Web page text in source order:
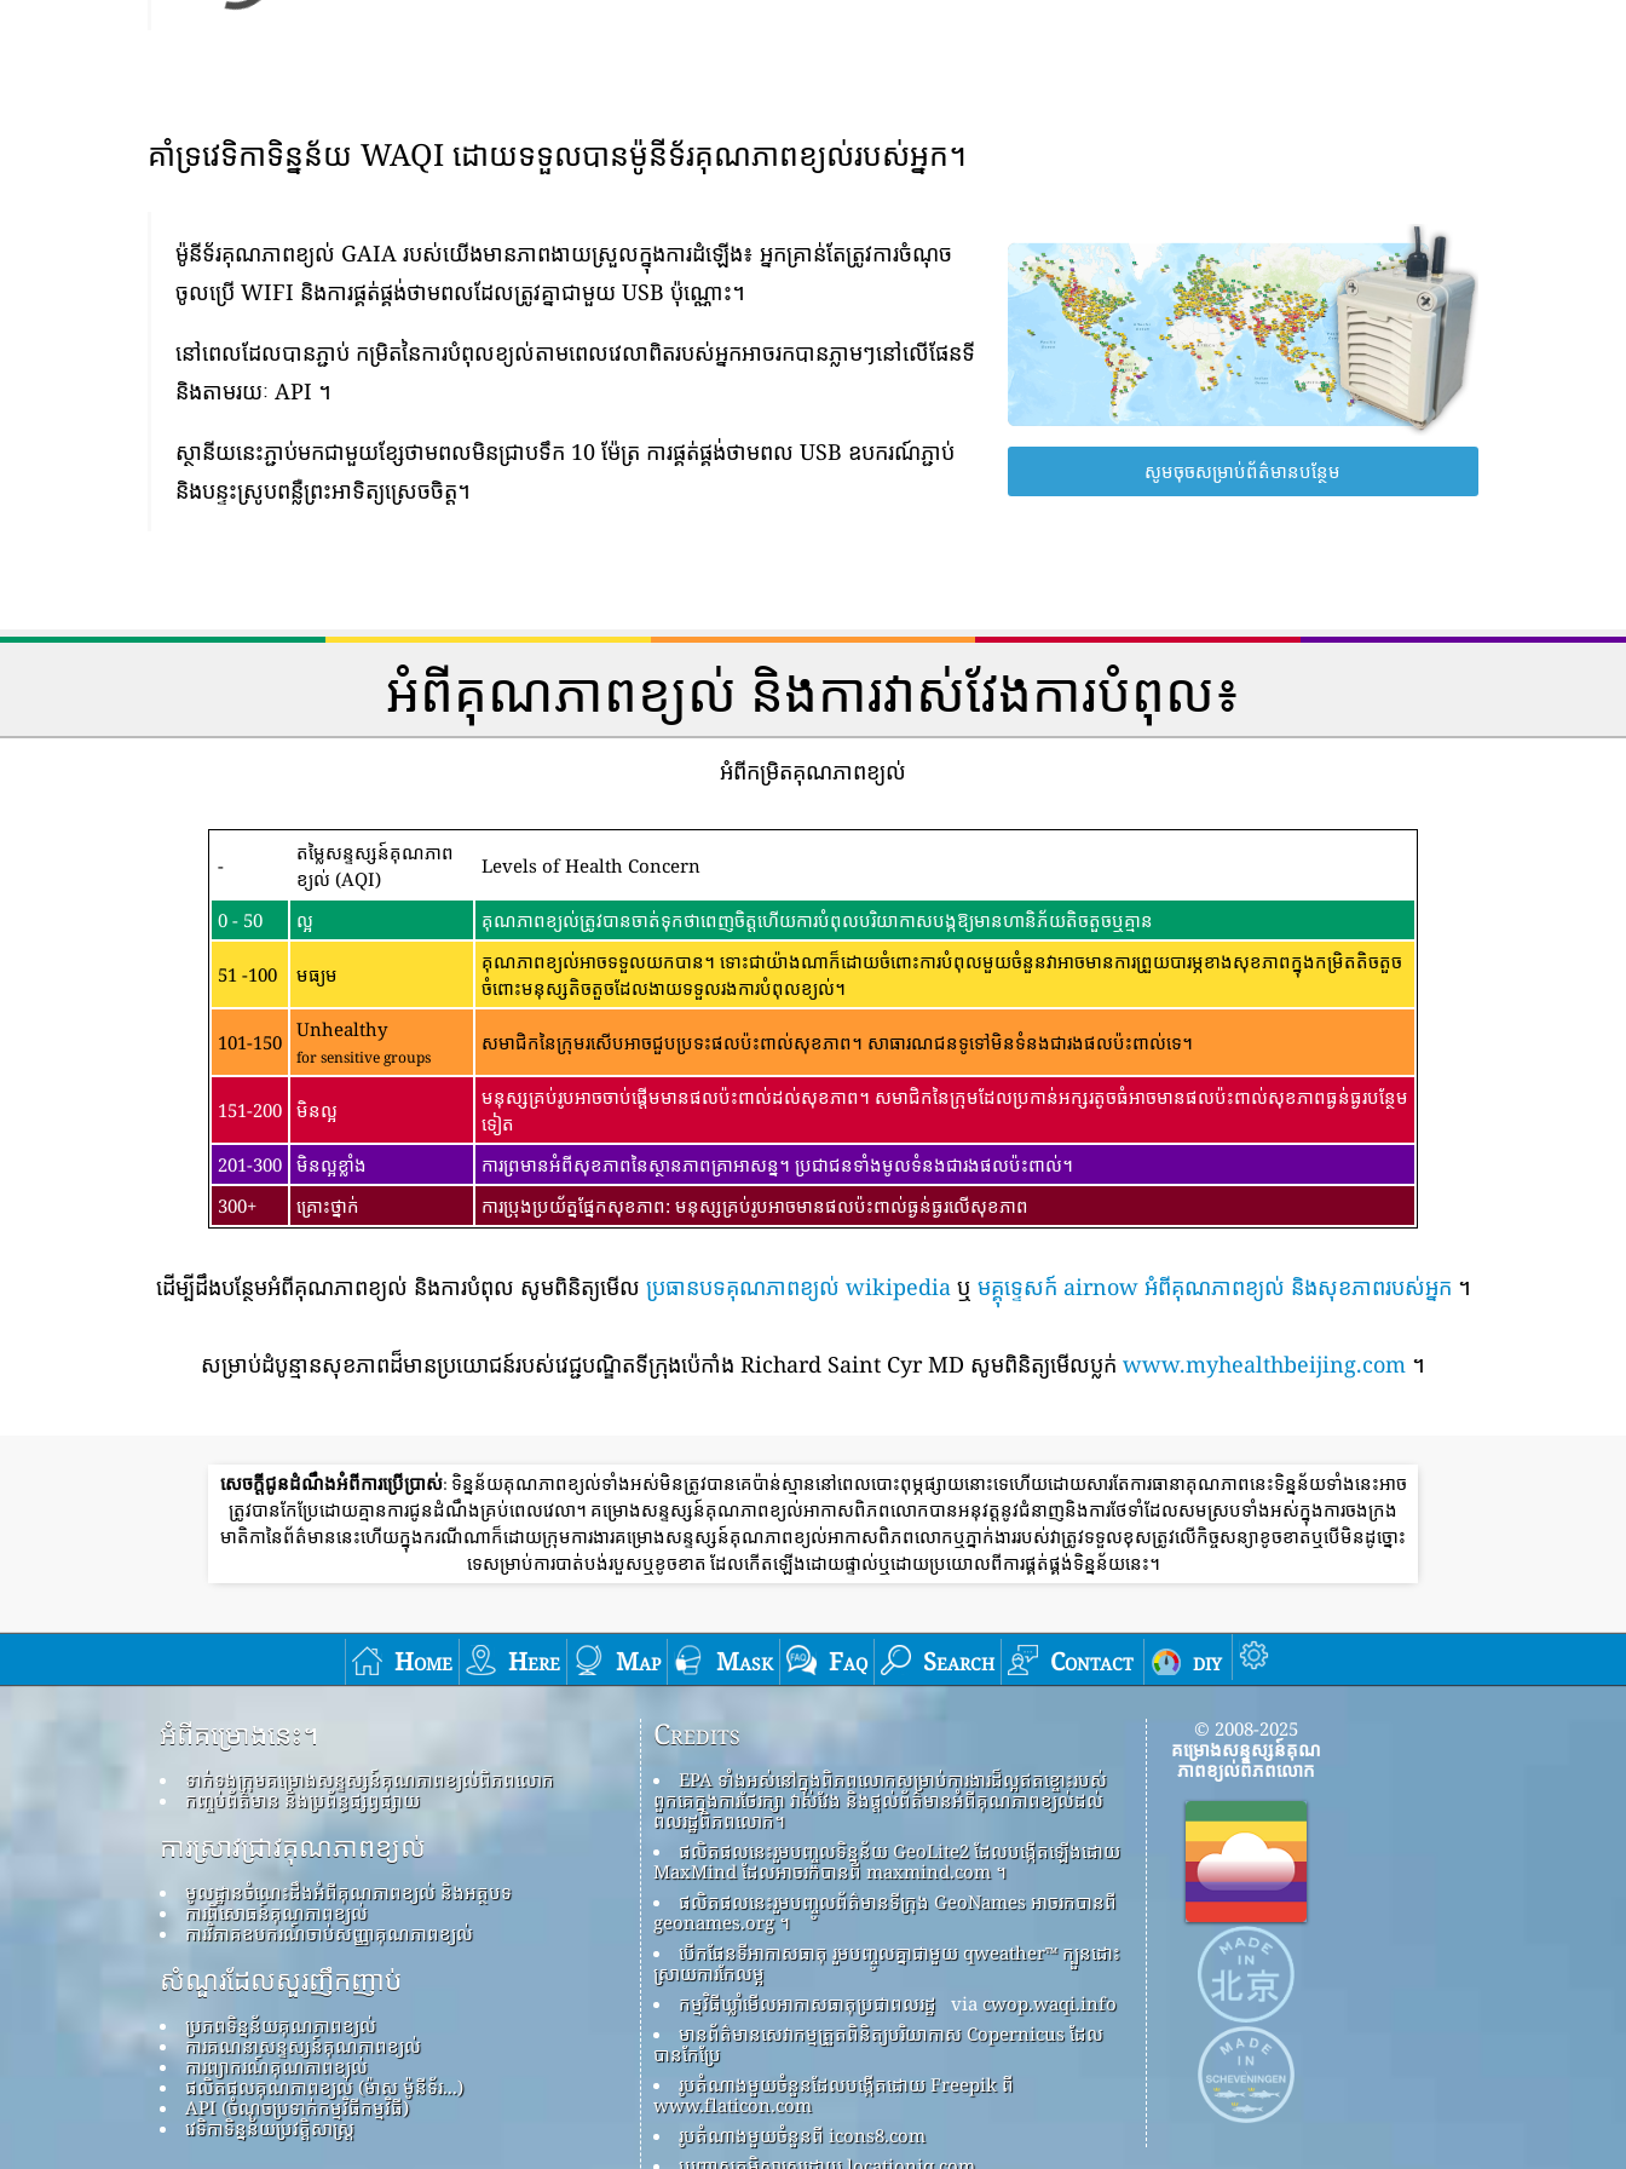
គាំទ្រវេទិកាទិន្នន័យ WAQI ដោយទទួលបានម៉ូនីទ័រគុណភាពខ្យល់របស់អ្នក។
ម៉ូនីទ័រគុណភាពខ្យល់ GAIA របស់យើងមានភាពងាយស្រួលក្នុងការដំឡើង៖ អ្នកគ្រាន់តែត្រូវការចំណុច
ចូលប្រើ WIFI និងការផ្គត់ផ្គង់ថាមពលដែលត្រូវគ្នាជាមួយ USB ប៉ុណ្ណោះ។
នៅពេលដែលបានភ្ជាប់ កម្រិតនៃការបំពុលខ្យល់តាមពេលវេលាពិតរបស់អ្នកអាចរកបានភ្លាមៗនៅលើផែនទី
និងតាមរយៈ API ។
ស្ថានីយនេះភ្ជាប់មកជាមួយខ្សែថាមពលមិនជ្រាបទឹក 10 ម៉ែត្រ ការផ្គត់ផ្គង់ថាមពល USB ឧបករណ៍ភ្ជាប់
និងបន្ទះស្រូបពន្លឺព្រះអាទិត្យស្រេចចិត្ត។
សូមចុចសម្រាប់ព័ត៌មានបន្ថែម
អំពីគុណភាពខ្យល់ និងការវាស់វែងការបំពុល៖
អំពីកម្រិតគុណភាពខ្យល់
-
តម្លៃសន្ទស្សន៍គុណភាព
ខ្យល់ (AQI)
Levels of Health Concern
0 - 50 ល្អ គុណភាពខ្យល់ត្រូវបានចាត់ទុកថាពេញចិត្តហើយការបំពុលបរិយាកាសបង្កឱ្យមានហានិភ័យតិចតួចឬគ្មាន
51 -100 មធ្យម
គុណភាពខ្យល់អាចទទួលយកបាន។ ទោះជាយ៉ាងណាក៏ដោយចំពោះការបំពុលមួយចំនួនវាអាចមានការព្រួយបារម្ភខាងសុខភាពក្នុងកម្រិតតិចតួច
ចំពោះមនុស្សតិចតួចដែលងាយទទួលរងការបំពុលខ្យល់។
101-150
Unhealthy
for sensitive groups
សមាជិកនៃក្រុមរសើបអាចជួបប្រទះផលប៉ះពាល់សុខភាព។ សាធារណជន​ទូទៅ​មិន​ទំនង​ជា​រង​ផល​ប៉ះពាល់​ទេ។
151-200 មិនល្អ
មនុស្សគ្រប់រូបអាចចាប់ផ្តើមមានផលប៉ះពាល់ដល់សុខភាព។ សមាជិកនៃក្រុមដែលប្រកាន់អក្សរតូចធំអាចមានផលប៉ះពាល់សុខភាពធ្ងន់ធ្ងរបន្ថែម
ទៀត
201-300 មិនល្អខ្លាំង
ការព្រមានអំពីសុខភាពនៃស្ថានភាពគ្រាអាសន្ន។ ប្រជាជនទាំងមូលទំនងជារងផលប៉ះពាល់។
300+
គ្រោះថ្នាក់ ការប្រុងប្រយ័ត្នផ្នែកសុខភាព: មនុស្សគ្រប់រូបអាចមានផលប៉ះពាល់ធ្ងន់ធ្ងរលើសុខភាព
ដើម្បីដឹងបន្ថែមអំពីគុណភាពខ្យល់ និងការបំពុល សូមពិនិត្យមើល ប្រធានបទគុណភាពខ្យល់ wikipediaឬ មគ្គុទ្ទេសក៍ airnow អំពីគុណភាពខ្យល់ និងសុខភាពរបស់អ្នក ។
សម្រាប់ដំបូន្មានសុខភាពដ៏មានប្រយោជន៍របស់វេជ្ជបណ្ឌិតទីក្រុងប៉េកាំង Richard Saint Cyr MD សូមពិនិត្យមើលប្លក់ www.myhealthbeijing.com ។
សេចក្តីជូនដំណឹងអំពីការប្រើប្រាស់: ទិន្នន័យគុណភាពខ្យល់ទាំងអស់មិនត្រូវបានគេប៉ាន់ស្មាននៅពេលបោះពុម្ភផ្សាយនោះទេហើយដោយសារតែការធានាគុណភាពនេះទិន្នន័យទាំងនេះអាច
ត្រូវបានកែប្រែដោយគ្មានការជូនដំណឹងគ្រប់ពេលវេលា។ គម្រោងសន្ទស្សន៍គុណភាពខ្យល់អាកាសពិភពលោកបានអនុវត្តនូវជំនាញនិងការថែទាំដែលសមស្របទាំងអស់ក្នុងការចងក្រង
មាតិកានៃព័ត៌មាននេះហើយក្នុងករណីណាក៏ដោយក្រុមការងារគម្រោងសន្ទស្សន៍គុណភាពខ្យល់អាកាសពិភពលោកឬភ្នាក់ងាររបស់វាត្រូវទទួលខុសត្រូវលើកិច្ចសន្យាខូចខាតឬបើមិនដូច្នោះ
ទេសម្រាប់ការបាត់បង់របួសឬខូចខាត ដែលកើតឡើងដោយផ្ទាល់ឬដោយប្រយោលពីការផ្គត់ផ្គង់ទិន្នន័យនេះ។
Home Here Map Mask Faq Search Contact diy
អំពីគម្រោងនេះ។
ទាក់ទងក្រុមគម្រោងសន្ទស្សន៍គុណភាពខ្យល់ពិភពលោក
កញ្ចប់ព័ត៌មាន និងប្រព័ន្ធផ្សព្វផ្សាយ
ការស្រាវជ្រាវគុណភាពខ្យល់
មូលដ្ឋានចំណេះដឹងអំពីគុណភាពខ្យល់ និងអត្ថបទ
ការពិសោធន៍គុណភាពខ្យល់
ការវិភាគឧបករណ៍ចាប់សញ្ញាគុណភាពខ្យល់
សំណួរដែលសួរញឹកញាប់
ប្រភពទិន្នន័យគុណភាពខ្យល់
ការគណនាសន្ទស្សន៍គុណភាពខ្យល់
ការព្យាករណ៍គុណភាពខ្យល់
ផលិតផលគុណភាពខ្យល់ (ម៉ាស ម៉ូនីទ័រ...)
API (ចំណុចប្រទាក់កម្មវិធីកម្មវិធី)
វេទិកាទិន្នន័យប្រវត្តិសាស្ត្រ
Credits
EPA ទាំងអស់នៅក្នុងពិភពលោកសម្រាប់ការងារដ៏ល្អឥតខ្ចោះរបស់
ពួកគេក្នុងការថែរក្សា វាស់វែង និងផ្តល់ព័ត៌មានអំពីគុណភាពខ្យល់ដល់
ពលរដ្ឋពិភពលោក។
ផលិតផលនេះរួមបញ្ចូលទិន្នន័យ GeoLite2 ដែលបង្កើតឡើងដោយ
MaxMind ដែលអាចរកបានពី maxmind.com ។
ផលិតផលនេះរួមបញ្ចូលព័ត៌មានទីក្រុង GeoNames អាចរកបានពី
geonames.org ។
បើកផែនទីអាកាសធាតុ រួមបញ្ចូលគ្នាជាមួយ qweather™ ក្បួនដោះ
ស្រាយការកែលម្អ
កម្មវិធីឃ្លាំមើលអាកាសធាតុប្រជាពលរដ្ឋ via cwop.waqi.info
មានព័ត៌មានសេវាកម្មត្រួតពិនិត្យបរិយាកាស Copernicus ដែល
បានកែប្រែ
រូបតំណាងមួយចំនួនដែលបង្កើតដោយ Freepik ពី
www.flaticon.com
រូបតំណាងមួយចំនួនពី icons8.com
© 2008-2025
គម្រោងសន្ទស្សន៍គុណ
ភាពខ្យល់ពិភពលោក